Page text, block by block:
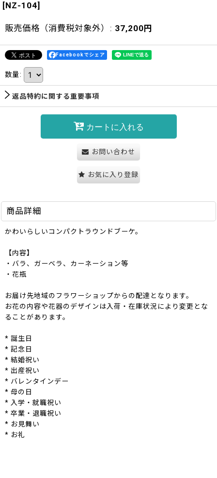
[NZ-104]
販売価格（消費税対象外） : 37,200 円
Facebookでシェア
数量:
返品特約に関する重要事項
カートに入れる
お問い合わせ
お気に入り登録
商品詳細
かわいらしいコンパクトラウンドブーケ。
【内容】
・バラ、ガーベラ、カーネーション等
・花瓶
お届け先地域のフラワーショップからの配達となります。
お花の内容や花器のデザインは入荷・在庫状況により変更とな
ることがあります。
* 誕生日
* 記念日
* 結婚祝い
* 出産祝い
* バレンタインデー
* 母の日
* 入学・就職祝い
* 卒業・退職祝い
* お見舞い
* お礼